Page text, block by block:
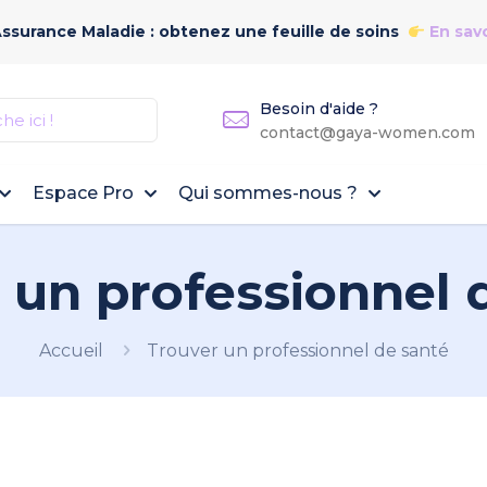
Maladie : obtenez une feuille de soins En
Besoin d'aide ?
contact@gaya-women.com
Espace Pro Qui sommes-nous ?
professionnel
Accueil Trouver un professionnel de santé